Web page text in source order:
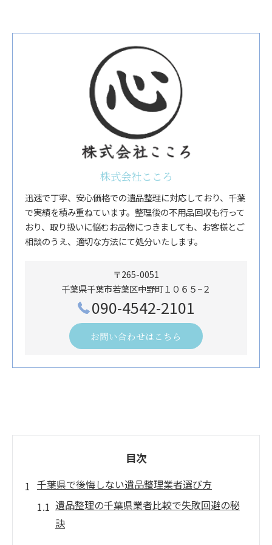
株式会社こころ
迅速で丁寧、安心価格での遺品整理に対応しており、千葉
で実績を積み重ねています。整理後の不用品回収も行って
おり、取り扱いに悩むお品物につきましても、お客様とご
相談のうえ、適切な方法にて処分いたします。
〒265-0051
千葉県千葉市若葉区中野町１０６５−２
090-4542-2101
お問い合わせはこちら
目次
千葉県で後悔しない遺品整理業者選び方
遺品整理の千葉県業者比較で失敗回避の秘
訣